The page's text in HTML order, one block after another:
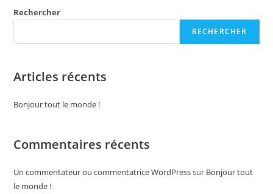
Rechercher
RECHERCHER
Articles récents
Bonjour tout le monde !
Commentaires récents
Un commentateur ou commentatrice WordPresssur Bonjour tout
le monde !